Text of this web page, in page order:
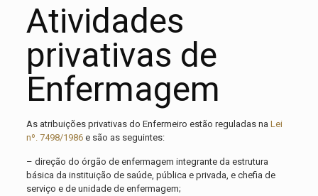
Atividades
privativas de
Enfermagem
As atribuições privativas do Enfermeiro estão reguladas na Lei
nº. 7498/1986e são as seguintes:
– direção do órgão de enfermagem integrante da estrutura
básica da instituição de saúde, pública e privada, e chefia de
serviço e de unidade de enfermagem;